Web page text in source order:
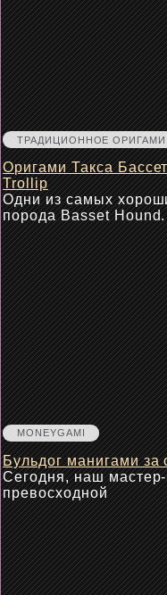
ТРАДИЦИОННОЕ ОРИГАМИ
Оригами Такса
Trollip
Одни из самых
порода Basset Hound.
MONEYGAMI
Бульдог манигами за
Сегодня, наш
превосходной